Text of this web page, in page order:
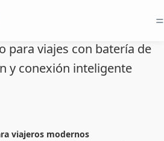
=
para viajes con batería de
y conexión inteligente
viajeros modernos